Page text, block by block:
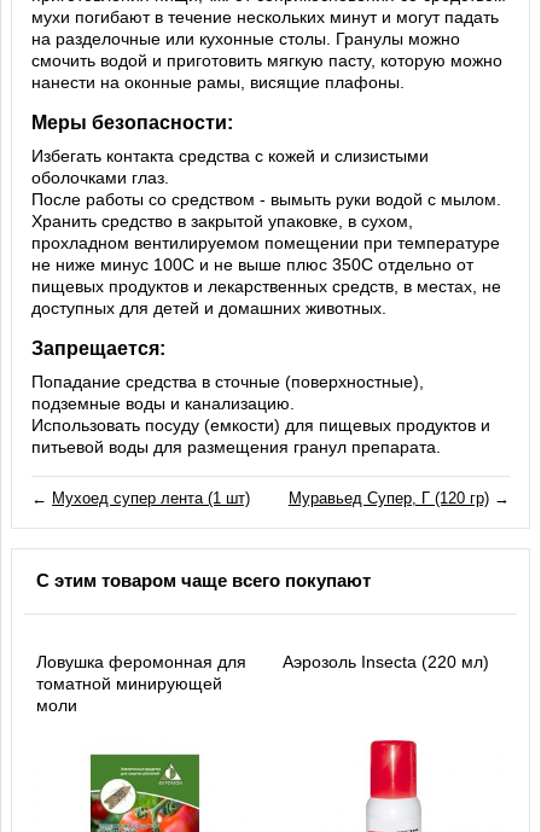
мухи погибают в течение нескольких минут и могут падать
на разделочные или кухонные столы. Гранулы можно
смочить водой и приготовить мягкую пасту, которую можно
нанести на оконные рамы, висящие плафоны.
Меры безопасности:
Избегать контакта средства с кожей и слизистыми
оболочками глаз.
После работы со средством - вымыть руки водой с мылом.
Хранить средство в закрытой упаковке, в сухом,
прохладном вентилируемом помещении при температуре
не ниже минус 100С и не выше плюс 350С отдельно от
пищевых продуктов и лекарственных средств, в местах, не
доступных для детей и домашних животных.
Запрещается:
Попадание средства в сточные (поверхностные),
подземные воды и канализацию.
Использовать посуду (емкости) для пищевых продуктов и
питьевой воды для размещения гранул препарата.
← Мухоед супер лента (1 шт) Муравьед Супер, Г (120 гр)→
С этим товаром чаще всего покупают
Ловушка феромонная для
томатной минирующей
моли
Аэрозоль Insecta (220 мл)